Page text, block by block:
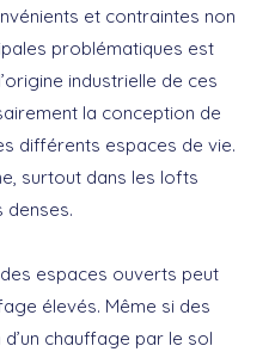
et contraintes non
problématiques est
industrielle de ces
la conception de
différents espaces de vie.
surtout dans les lofts
denses.
espaces ouverts peut
élevés. Même si des
chauffage par le sol